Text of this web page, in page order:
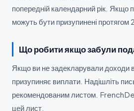
попередній календарний рік. Якщо
можуть бути призупинені протягом 2
Що робити якщо забули
Якщо ви не задекларували доходи
призупиняє виплати. Надішліть
рекомендованим листом.
цей лист.